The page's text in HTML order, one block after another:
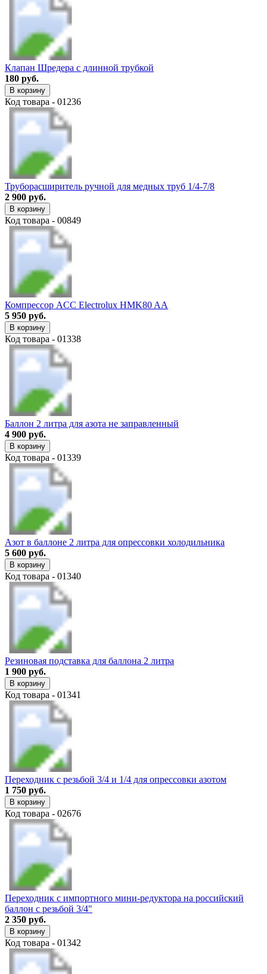
Клапан Шредера с длинной трубкой
180 руб.
В корзину
Код товара - 01236
Труборасширитель ручной для медных труб 1/4-7/8
2 900 руб.
В корзину
Код товара - 00849
Компрессор ACC Electrolux HMK80 AA
5 950 руб.
В корзину
Код товара - 01338
Баллон 2 литра для азота не заправленный
4 900 руб.
В корзину
Код товара - 01339
Азот в баллоне 2 литра для опрессовки холодильника
5 600 руб.
В корзину
Код товара - 01340
Резиновая подставка для баллона 2 литра
1 900 руб.
В корзину
Код товара - 01341
Переходник с резьбой 3/4 и 1/4 для опрессовки азотом
1 750 руб.
В корзину
Код товара - 02676
Переходник с импортного мини-редуктора на российский
баллон с резьбой 3/4"
2 350 руб.
В корзину
Код товара - 01342